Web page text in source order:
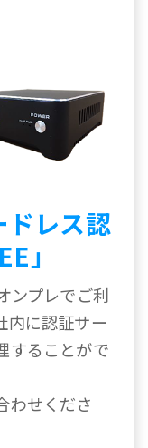
ドレス認
」
ンプレでご利
内に認証サー
することがで
わせくださ